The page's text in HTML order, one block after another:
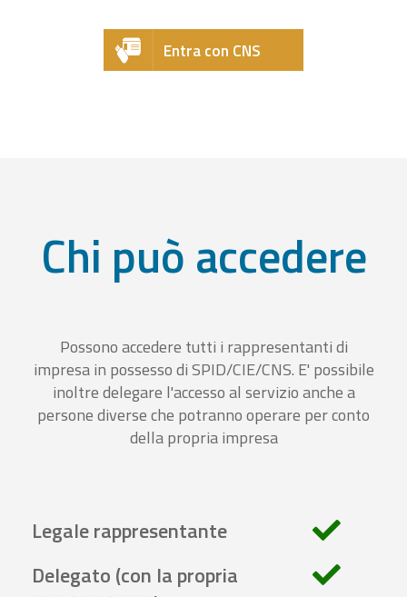
Entra con CNS
Chi può accedere
Possono accedere tutti i rappresentanti di
impresa in possesso di SPID/CIE/CNS. E' possibile
inoltre delegare l'accesso al servizio anche a
persone diverse che potranno operare per conto
della propria impresa
Legale rappresentante
Delegato (con la propria